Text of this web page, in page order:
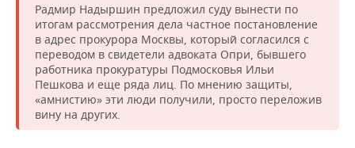
Радмир Надыршин предложил суду вынести по
итогам рассмотрения дела частное постановление
в адрес прокурора Москвы, который согласился с
переводом в свидетели адвоката Опри, бывшего
работника прокуратуры Подмосковья Ильи
Пешкова и еще ряда лиц. По мнению защиты,
«амнистию» эти люди получили, просто переложив
вину на других.